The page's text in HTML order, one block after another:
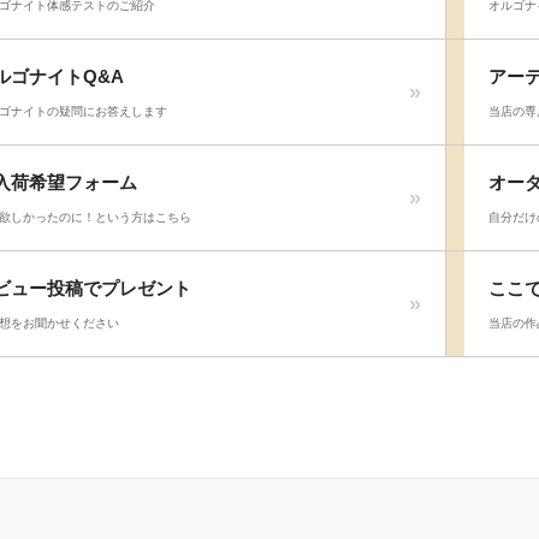
ナイト体感テストのご紹介 オルゴ
ゴナイトQ&A
ナイトの疑問にお答えします
アー
当店の
荷希望フォーム
しかったのに！という方はこちら
オー
自分だ
ュー投稿でプレゼント
をお聞かせください
ここ
当店の